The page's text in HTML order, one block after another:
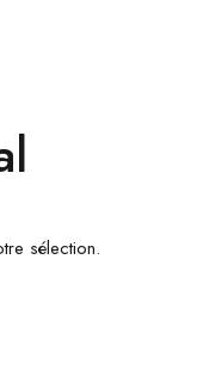
sélection.